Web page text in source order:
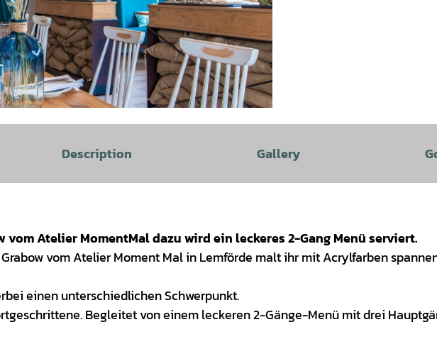
Description Gallery
vom Atelier MomentMal dazu wird ein leckeres 2-Gang Menü serviert.
vom Atelier Moment Mal in Lemförde malt ihr mit Acrylfarben
einen unterschiedlichen Schwerpunkt.
Begleitet von einem leckeren 2-Gänge-Menü mit drei